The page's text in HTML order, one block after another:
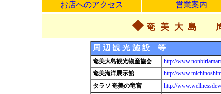
お店へのアクセス 営業案内
◆ 奄美大島
周 辺 観 光 施 設 等
奄美大島観光物産協会
http://
奄美海洋展示館
http://
タラソ 奄美の竜宮
http://